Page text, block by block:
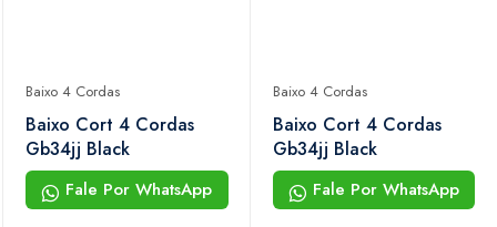
Baixo 4 Cordas
Baixo Cort 4 Cordas
Gb34jj Black
Fale Por WhatsApp
Baixo 4 Cordas
Baixo Cort 4 Cordas
Gb34jj Black
Fale Por WhatsApp